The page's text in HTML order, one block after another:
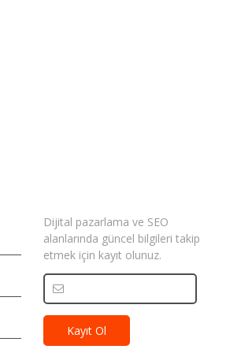
Dijital pazarlama ve SEO
alanlarında güncel bilgileri takip
etmek için kayıt olunuz.